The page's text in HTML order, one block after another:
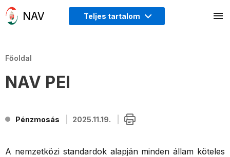
Teljes tartalom
Főoldal
NAV PEI
Pénzmosás 2025.11.19.
A nemzetközi standardok alapján minden állam köteles